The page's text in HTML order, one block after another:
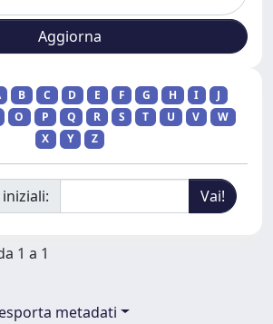
B C D E F G H I
J
O P Q R S T U V
W
X
Y Z
1 a 1
esporta metadati